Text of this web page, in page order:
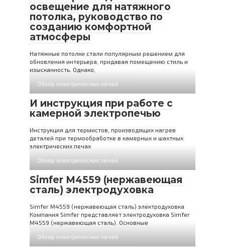
освещение для натяжного
потолка, руководство по
созданию комфортной
атмосферы
Натяжные потолки стали популярным решением для
обновления интерьера, придавая помещению стиль и
изысканность. Однако,
Обзор электрических печей
И инструкция при работе с
камерной электропечью
Инструкция для термистов, производящих нагрев
деталей при термообработке в камерных и шахтных
электрических печах
Обзор электрических печей
Simfer M4559 (нержавеющая
сталь) электродуховка
Simfer M4559 (нержавеющая сталь) электродуховка
Компания Simfer представляет электродуховка Simfer
M4559 (нержавеющая сталь). Основные
Обзор электрических печей